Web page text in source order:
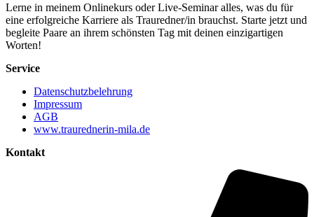
Lerne in meinem Onlinekurs oder Live-Seminar alles, was du für
eine erfolgreiche Karriere als Trauredner/in brauchst. Starte jetzt und
begleite Paare an ihrem schönsten Tag mit deinen einzigartigen
Worten!
Service
Datenschutzbelehrung
Impressum
AGB
www.traurednerin-mila.de
Kontakt